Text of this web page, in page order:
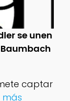
se unen
captar
más